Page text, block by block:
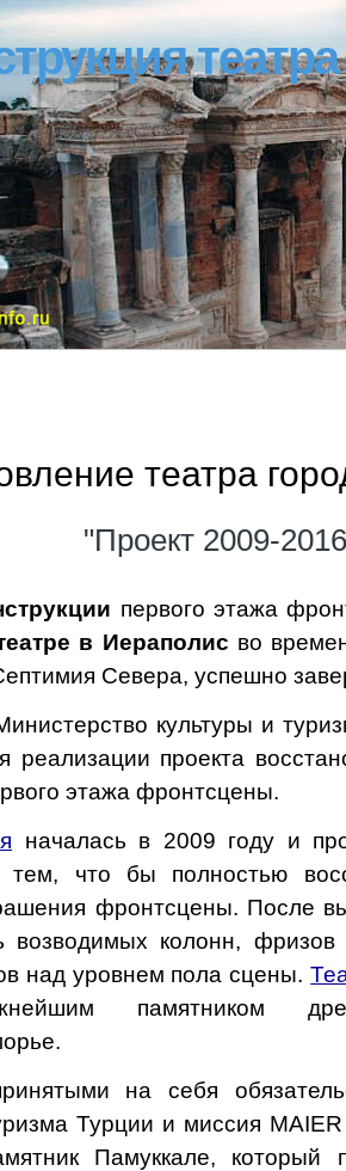
театра
"Проект 2009-
первого этажа
в Иераполис во
Севера, успешно
культуры и
реализации проекта
этажа фронтсцены.
началась в 2009 году и
что бы полностью
фронтсцены. После
возводимых колонн, фризов
над уровнем пола сцены.
памятником
на себя
Турции и миссия
Памуккале,